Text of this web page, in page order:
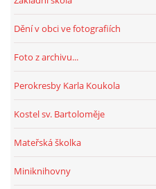
Dění v obci ve fotografiích
Foto z archivu...
Perokresby Karla Koukola
Kostel sv. Bartoloměje
Mateřská školka
Miniknihovny